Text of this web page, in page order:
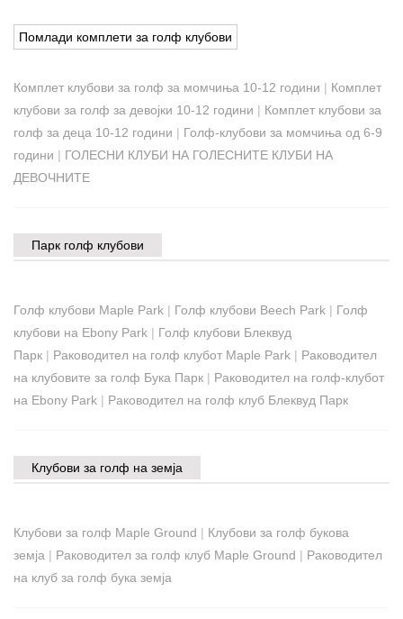
Помлади комплети за голф клубови
Комплет клубови за голф за момчиња 10-12 години | Комплет
клубови за голф за девојки 10-12 години | Комплет клубови за
голф за деца 10-12 години | Голф-клубови за момчиња од 6-9
години | ГОЛЕСНИ КЛУБИ НА ГОЛЕСНИТЕ КЛУБИ НА
ДЕВОЧНИТЕ
Парк голф клубови
Голф клубови Maple Park | Голф клубови Beech Park | Голф
клубови на Ebony Park | Голф клубови Блеквуд
Парк | Раководител на голф клубот Maple Park | Раководител
на клубовите за голф Бука Парк | Раководител на голф-клубот
на Ebony Park | Раководител на голф клуб Блеквуд Парк
Клубови за голф на земја
Клубови за голф Maple Ground | Клубови за голф букова
земја | Раководител за голф клуб Maple Ground | Раководител
на клуб за голф бука земја